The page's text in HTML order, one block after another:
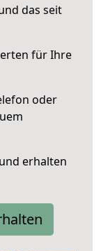
das seit
für Ihre
oder
und erhalten